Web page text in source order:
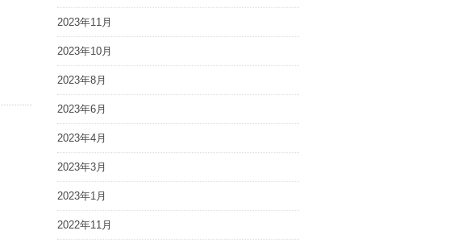
2023年11月
2023年10月
2023年8月
2023年6月
2023年4月
2023年3月
2023年1月
2022年11月